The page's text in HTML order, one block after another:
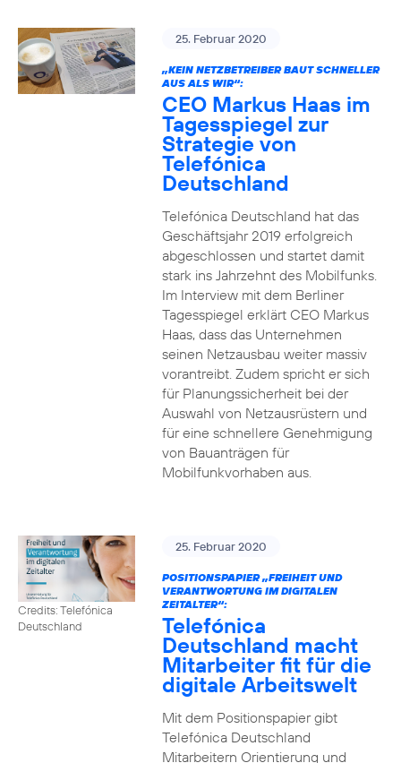
25. Februar 2020
„KEIN NETZBETREIBER BAUT SCHNELLER
AUS ALS WIR“:
CEO Markus Haas im
Tagesspiegel zur
Strategie von
Telefónica
Deutschland
Telefónica Deutschland hat das
Geschäftsjahr 2019 erfolgreich
abgeschlossen und startet damit
stark ins Jahrzehnt des Mobilfunks.
Im Interview mit dem Berliner
Tagesspiegel erklärt CEO Markus
Haas, dass das Unternehmen
seinen Netzausbau weiter massiv
vorantreibt. Zudem spricht er sich
für Planungssicherheit bei der
Auswahl von Netzausrüstern und
für eine schnellere Genehmigung
von Bauanträgen für
Mobilfunkvorhaben aus.
Credits: Telefónica
Deutschland
25. Februar 2020
POSITIONSPAPIER „FREIHEIT UND
VERANTWORTUNG IM DIGITALEN
ZEITALTER“:
Telefónica
Deutschland macht
Mitarbeiter fit für die
digitale Arbeitswelt
Mit dem Positionspapier gibt
Telefónica Deutschland
Mitarbeitern Orientierung und